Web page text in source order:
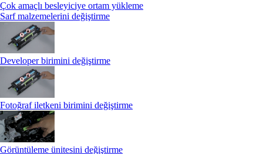
Çok amaçlı besleyiciye ortam yükleme
Sarf malzemelerini değiştirme
Developer birimini değiştirme
Fotoğraf iletkeni birimini değiştirme
Görüntüleme ünitesini değiştirme